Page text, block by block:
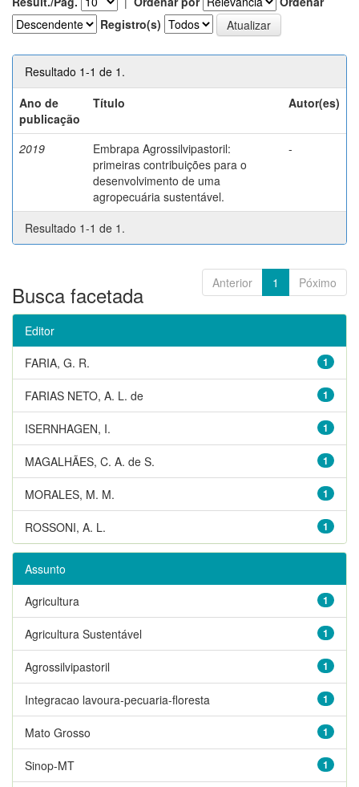
Registro(s)
Resultado 1-1 de 1.
Ano de
publicação
Título Autor(es)
2019
Embrapa Agrossilvipastoril:
primeiras contribuições para o
desenvolvimento de uma
agropecuária sustentável.
-
Resultado 1-1 de 1.
Anterior 1 Póximo
Busca facetada
Editor
1
FARIA, G. R.
1
FARIAS NETO, A. L. de
1
ISERNHAGEN, I.
1
MAGALHÃES, C. A. de S.
1
MORALES, M. M.
1
ROSSONI, A. L.
Assunto
1
Agricultura
1
Agricultura Sustentável
1
Agrossilvipastoril
1
Integracao lavoura-pecuaria-floresta
1
Mato Grosso
1
Sinop-MT